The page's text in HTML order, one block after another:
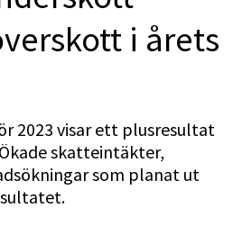
i årets
2023 visar ett plusresultat
skatteintäkter,
som planat ut